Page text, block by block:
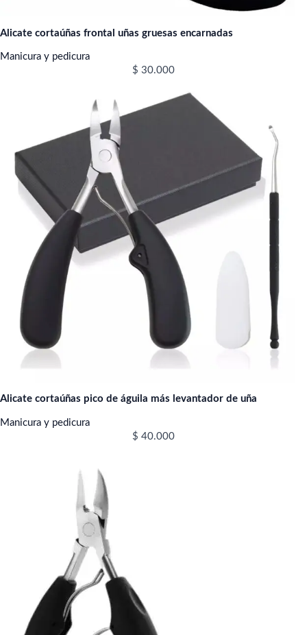
Alicate cortaúñas frontal uñas gruesas encarnadas
Manicura y pedicura
$ 30.000
Alicate cortaúñas pico de águila más levantador de uña
Manicura y pedicura
$ 40.000